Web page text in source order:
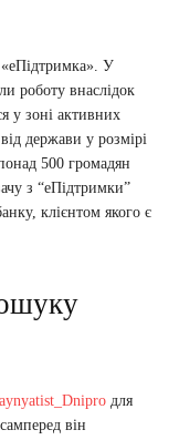
У
роботу внаслідок
у зоні активних
держави у розмірі
500 громадян
з “еПідтримки”
клієнтом якого є
для
він